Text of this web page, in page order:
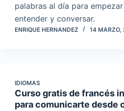
palabras al día para empezar
entender y conversar.
ENRIQUE HERNANDEZ 14 MARZO,
IDIOMAS
Curso gratis de francés
para comunicarte desde